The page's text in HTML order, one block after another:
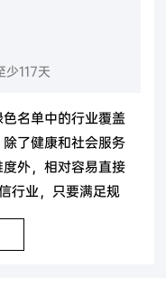
少117天
名单中的行业覆盖
了健康和社会服务
外，相对容易直接
行业，只要满足规